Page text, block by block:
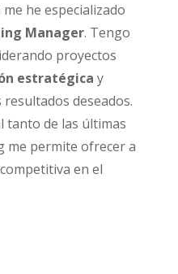
he especializado
Manager. Tengo
proyectos
estratégica y
deseados.
tanto de las últimas
me permite ofrecer a
en el